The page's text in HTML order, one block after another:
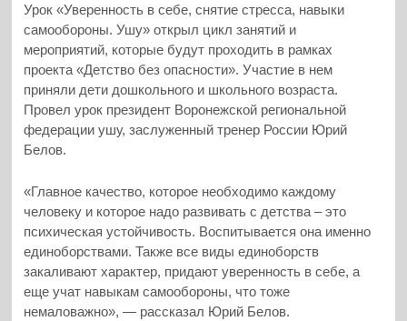
Урок «Уверенность в себе, снятие стресса, навыки
самообороны. Ушу» открыл цикл занятий и
мероприятий, которые будут проходить в рамках
проекта «Детство без опасности». Участие в нем
приняли дети дошкольного и школьного возраста.
Провел урок президент Воронежской региональной
федерации ушу, заслуженный тренер России Юрий
Белов.
«Главное качество, которое необходимо каждому
человеку и которое надо развивать с детства – это
психическая устойчивость. Воспитывается она именно
единоборствами. Также все виды единоборств
закаливают характер, придают уверенность в себе, а
еще учат навыкам самообороны, что тоже
немаловажно», — рассказал Юрий Белов.